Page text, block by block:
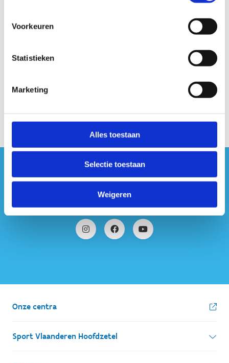
Voorkeuren
Statistieken
Marketing
Alles toestaan
Selectie toestaan
Weigeren
#sportersbelevenmeer
ook op sociale media
Onze centra
Sport Vlaanderen Hoofdzetel